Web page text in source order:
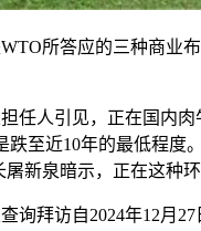
所答应的三种商业布
人引见，正在国内肉
跌至近10年的最低程度
新泉暗示，正在这种
拜访自2024年12月27